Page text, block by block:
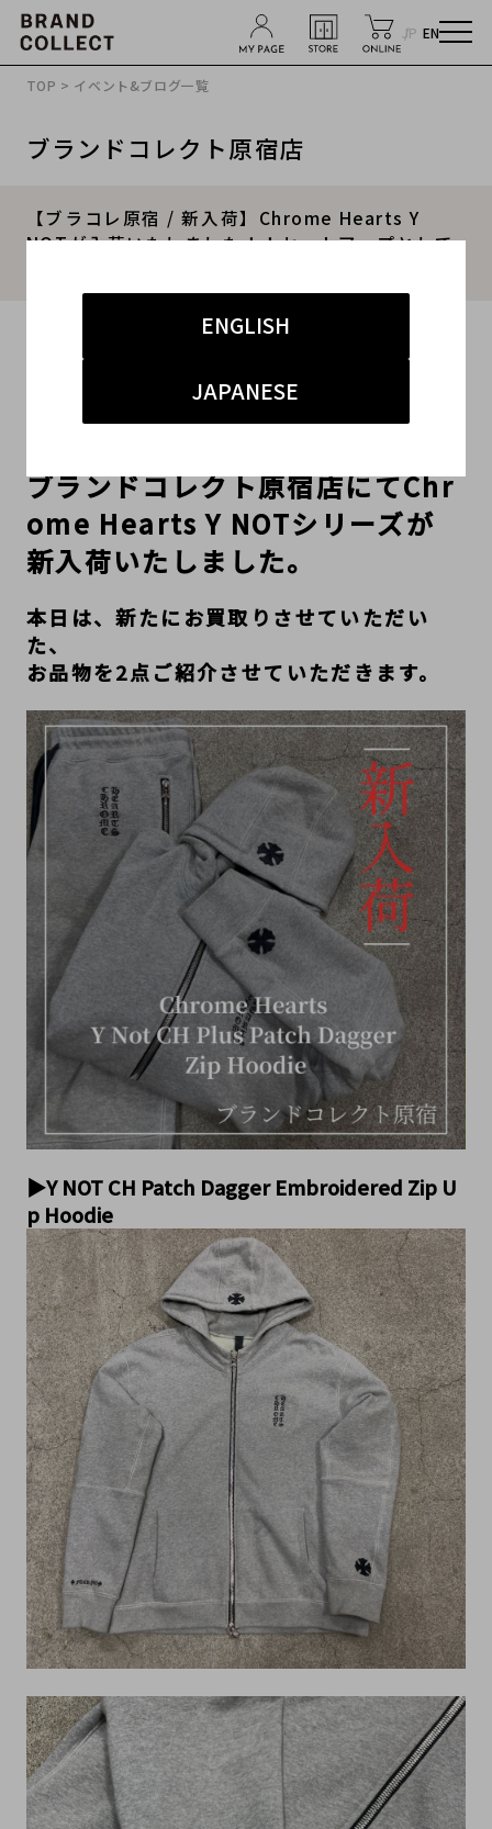
JP EN
ENGLISH
JAPANESE
TOP > イベント&ブログ一覧
ブランドコレクト原宿店
【ブラコレ原宿 / 新入荷】Chrome Hearts Y
NOTが入荷いたしました！！セットアップとして
ブランドコレクト原宿店にてChr
ome Hearts Y NOTシリーズが
新入荷いたしました。
本日は、新たにお買取りさせていただい
た、
お品物を2点ご紹介させていただきます。
▶Y NOT CH Patch Dagger Embroidered Zip U
p Hoodie